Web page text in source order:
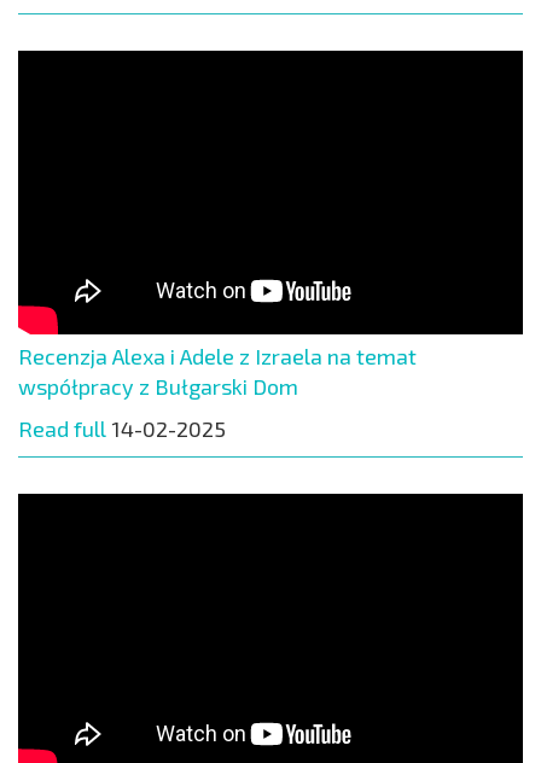
Recenzja Alexa i Adele z Izraela na temat
współpracy z Bułgarski Dom
Read full 14-02-2025